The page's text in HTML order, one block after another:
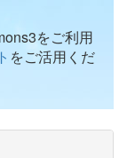
をご利用
をご活用くだ